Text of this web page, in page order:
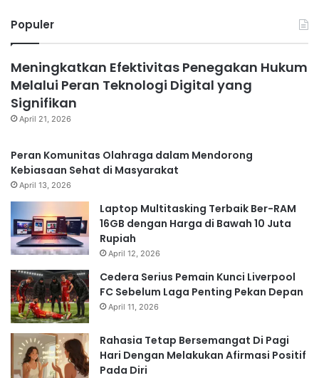
Populer
Meningkatkan Efektivitas Penegakan Hukum
Melalui Peran Teknologi Digital yang
Signifikan
April 21, 2026
Peran Komunitas Olahraga dalam Mendorong
Kebiasaan Sehat di Masyarakat
April 13, 2026
Laptop Multitasking Terbaik Ber-RAM
16GB dengan Harga di Bawah 10 Juta
Rupiah
April 12, 2026
Cedera Serius Pemain Kunci Liverpool
FC Sebelum Laga Penting Pekan Depan
April 11, 2026
Rahasia Tetap Bersemangat Di Pagi
Hari Dengan Melakukan Afirmasi Positif
Pada Diri